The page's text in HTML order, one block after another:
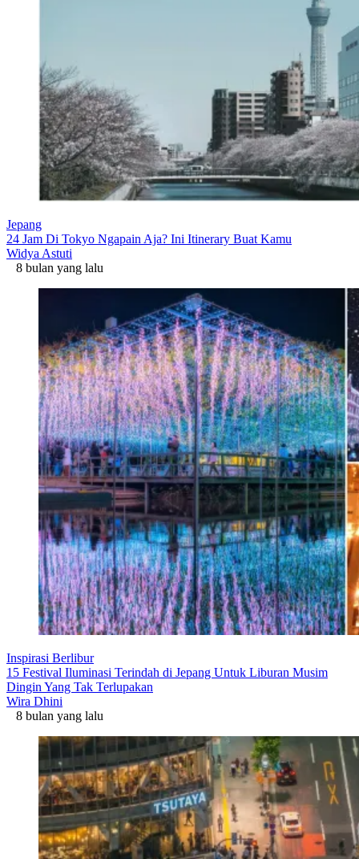
Jepang
24 Jam Di Tokyo Ngapain Aja? Ini Itinerary Buat Kamu
Widya Astuti
8 bulan yang lalu
Inspirasi Berlibur
15 Festival Iluminasi Terindah di Jepang Untuk Liburan Musim
Dingin Yang Tak Terlupakan
Wira Dhini
8 bulan yang lalu